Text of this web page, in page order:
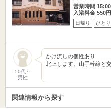
営業時間
入浴料金 550
日帰り ひと
50代～
男性
かけ流しの個性あり
北上します。山手幹線と
関連情報から探す